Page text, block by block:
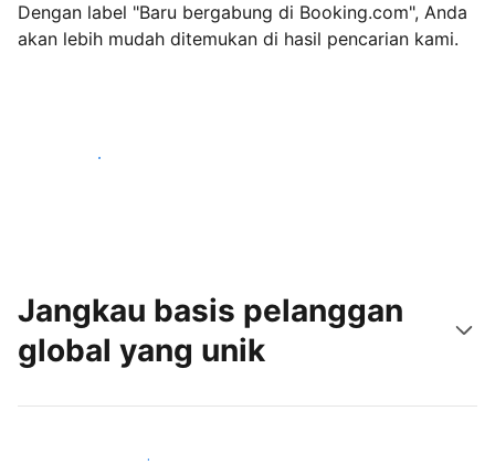
Dengan label "Baru bergabung di Booking.com", Anda
akan lebih mudah ditemukan di hasil pencarian kami.
Mulai sekarang
Jangkau basis pelanggan
global yang unik
Jangkau tamu baru hari ini